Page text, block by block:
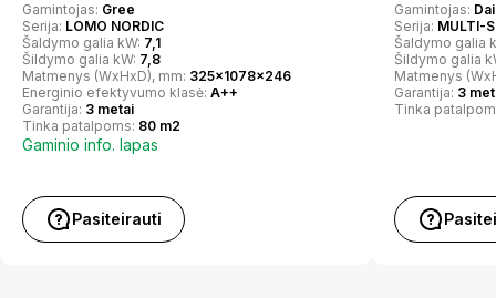
Gamintojas: Gree
Serija: LOMO NORDIC
Šaldymo galia kW: 7,1
Šildymo galia kW: 7,8
Matmenys (WxHxD), mm: 325x1078x246
Energinio efektyvumo klasė: A++
Garantija: 3 metai
Tinka patalpoms: 80 m2
Gaminio info. lapas
Pasiteirauti
Gamintojas:
Serija: MULTI-
Šaldymo galia
Šildymo galia
Matmenys
Garantija: 3
Tinka